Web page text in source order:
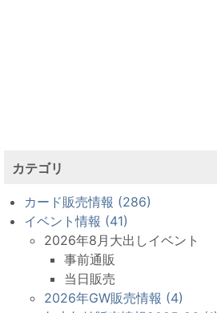
カテゴリ
カード販売情報 (286)
イベント情報 (41)
2026年8月大出しイベント
事前通販
当日販売
2026年GW販売情報 (4)